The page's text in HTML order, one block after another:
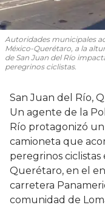
Autoridades municipales
México-Querétaro, a la
de San Juan del Río
peregrinos ciclistas.
San Juan del Río,
Un agente de la
Río protagonizó
camioneta que
peregrinos
Querétaro, en el
carretera
comunidad de